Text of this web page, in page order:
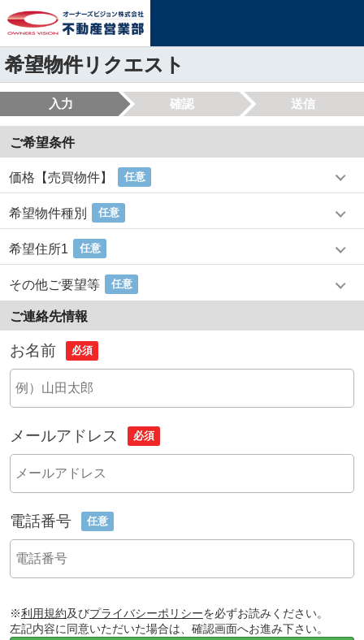
希望物件リクエスト
入力 確認 送信
ご希望条件
価格【売買物件】 任意
希望物件種別 任意
希望住所1 任意
その他ご要望等 任意
ご連絡先情報
お名前 必須
メールアドレス 必須
電話番号 任意
※利用規約及びプライバシーポリシーを必ずお読みください。
左記内容に同意いただいた場合は、確認画面へお進み下さい。